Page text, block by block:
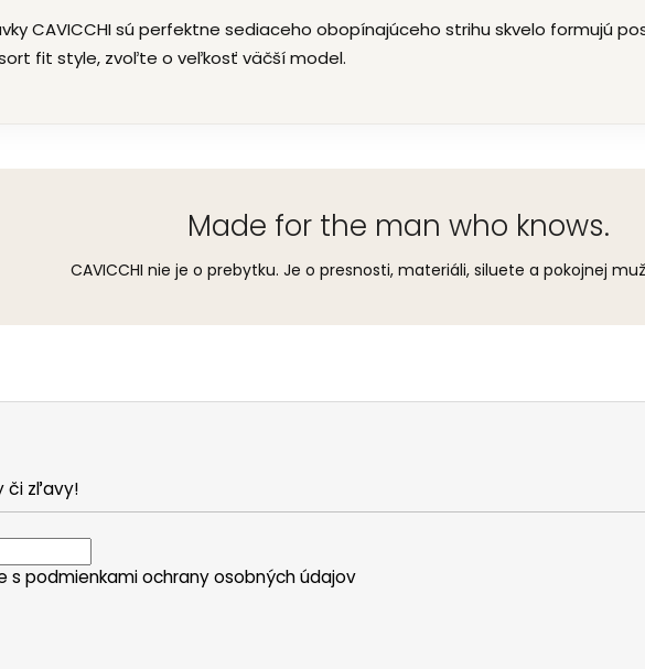
CAVICCHI sú perfektne sediaceho obopínajúceho strihu skvelo formujú
fit style, zvoľte o veľkosť väčší model.
Made for the man who knows.
CAVICCHI nie je o prebytku. Je o presnosti, materiáli, siluete a pokojnej
či zľavy!
s podmienkami ochrany osobných údajov